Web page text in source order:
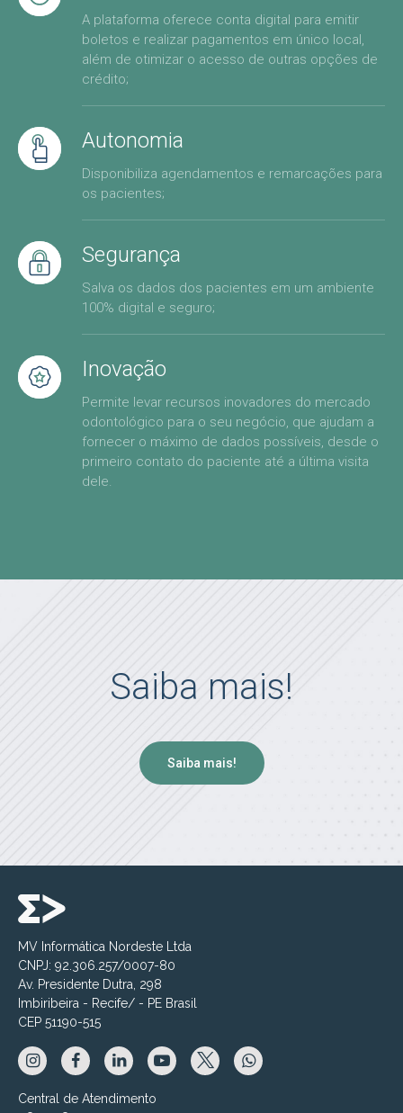
A plataforma oferece conta digital para emitir
boletos e realizar pagamentos em único local,
além de otimizar o acesso de outras opções de
crédito;
Autonomia
Disponibiliza agendamentos e remarcações para
os pacientes;
Segurança
Salva os dados dos pacientes em um ambiente
100% digital e seguro;
Inovação
Permite levar recursos inovadores do mercado
odontológico para o seu negócio, que ajudam a
fornecer o máximo de dados possíveis, desde o
primeiro contato do paciente até a última visita
dele.
Saiba mais!
Saiba mais!
MV Informática Nordeste Ltda
CNPJ: 92.306.257/0007-80
Av. Presidente Dutra, 298
Imbiribeira - Recife/ - PE Brasil
CEP 51190-515
Central de Atendimento